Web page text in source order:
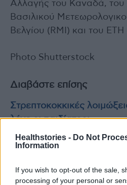
Healthstories - Do Not
Information
If you wish to opt-out of the sale,
processing of your personal or
Αλλαγής του Καναδά, του
Βασιλικού
Βελγίου (RMI) και του
Photo Shutterstock
Διαβάστε επίσης
Στρεπτοκοκκικές
λένε οι παιδίατροι
«Patras Medicine iGEM